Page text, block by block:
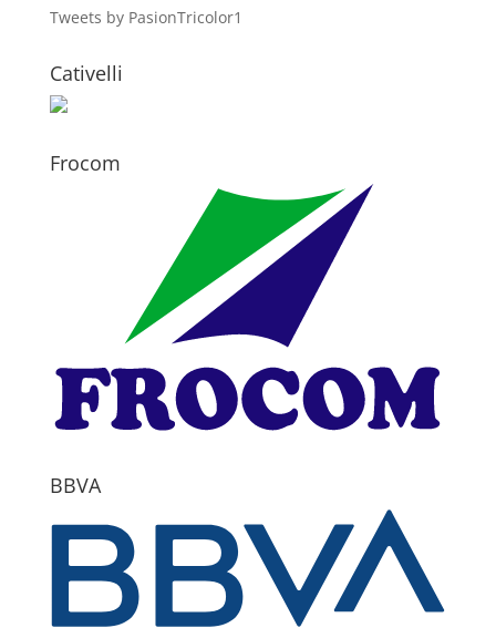
Tweets by PasionTricolor1
Cativelli
Frocom
BBVA